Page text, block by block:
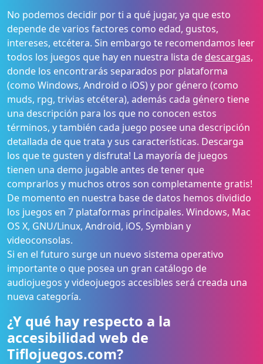
No podemos decidir por ti a qué jugar, ya que esto
depende de varios factores como edad, gustos,
intereses, etcétera. Sin embargo te recomendamos leer
todos los juegos que hay en nuestra lista de descargas,
donde los encontrarás separados por plataforma
(como Windows, Android o iOS) y por género (como
muds, rpg, trivias etcétera), además cada género tiene
una descripción para los que no conocen estos
términos, y también cada juego posee una descripción
detallada de que trata y sus características. Descarga
los que te gusten y disfruta! La mayoría de juegos
tienen una demo jugable antes de tener que
comprarlos y muchos otros son completamente gratis!
De momento en nuestra base de datos hemos dividido
los juegos en 7 plataformas principales. Windows, Mac
OS X, GNU/Linux, Android, iOS, Symbian y
videoconsolas.
Si en el futuro surge un nuevo sistema operativo
importante o que posea un gran catálogo de
audiojuegos y videojuegos accesibles será creada una
nueva categoría.
¿Y qué hay respecto a la
accesibilidad web de
Tiflojuegos.com?